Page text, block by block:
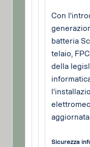
Con
batteria
telaio,
della
Sicurezza